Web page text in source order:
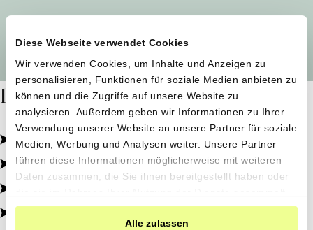
Diese Webseite verwendet Cookies
Wir verwenden Cookies, um Inhalte und Anzeigen zu
personalisieren, Funktionen für soziale Medien anbieten zu
können und die Zugriffe auf unsere Website zu
analysieren. Außerdem geben wir Informationen zu Ihrer
Verwendung unserer Website an unsere Partner für soziale
Medien, Werbung und Analysen weiter. Unsere Partner
führen diese Informationen möglicherweise mit weiteren
Daten zusammen, die Sie ihnen bereitgestellt haben oder
haben.
Alle zulassen
Dafür stehen wir
Pestizidfrei angebaut, schonend verarbeitet.
Natürliche Zutaten, echter Geschmack.
Von kleinen Höfen, direkt zu dir.
100% transparent, 0% Zusatzstoffe.